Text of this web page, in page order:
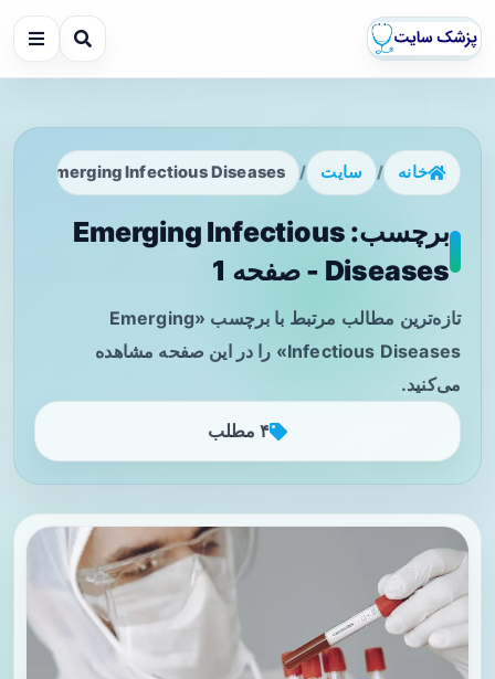
خانه / سایت /
Emerging Infectious Diseases
برچسب: Emerging Infectious
Diseases - صفحه 1
تازه‌ترین مطالب مرتبط با برچسب «Emerging
Infectious Diseases» را در این صفحه مشاهده
می‌کنید.
۴ مطلب